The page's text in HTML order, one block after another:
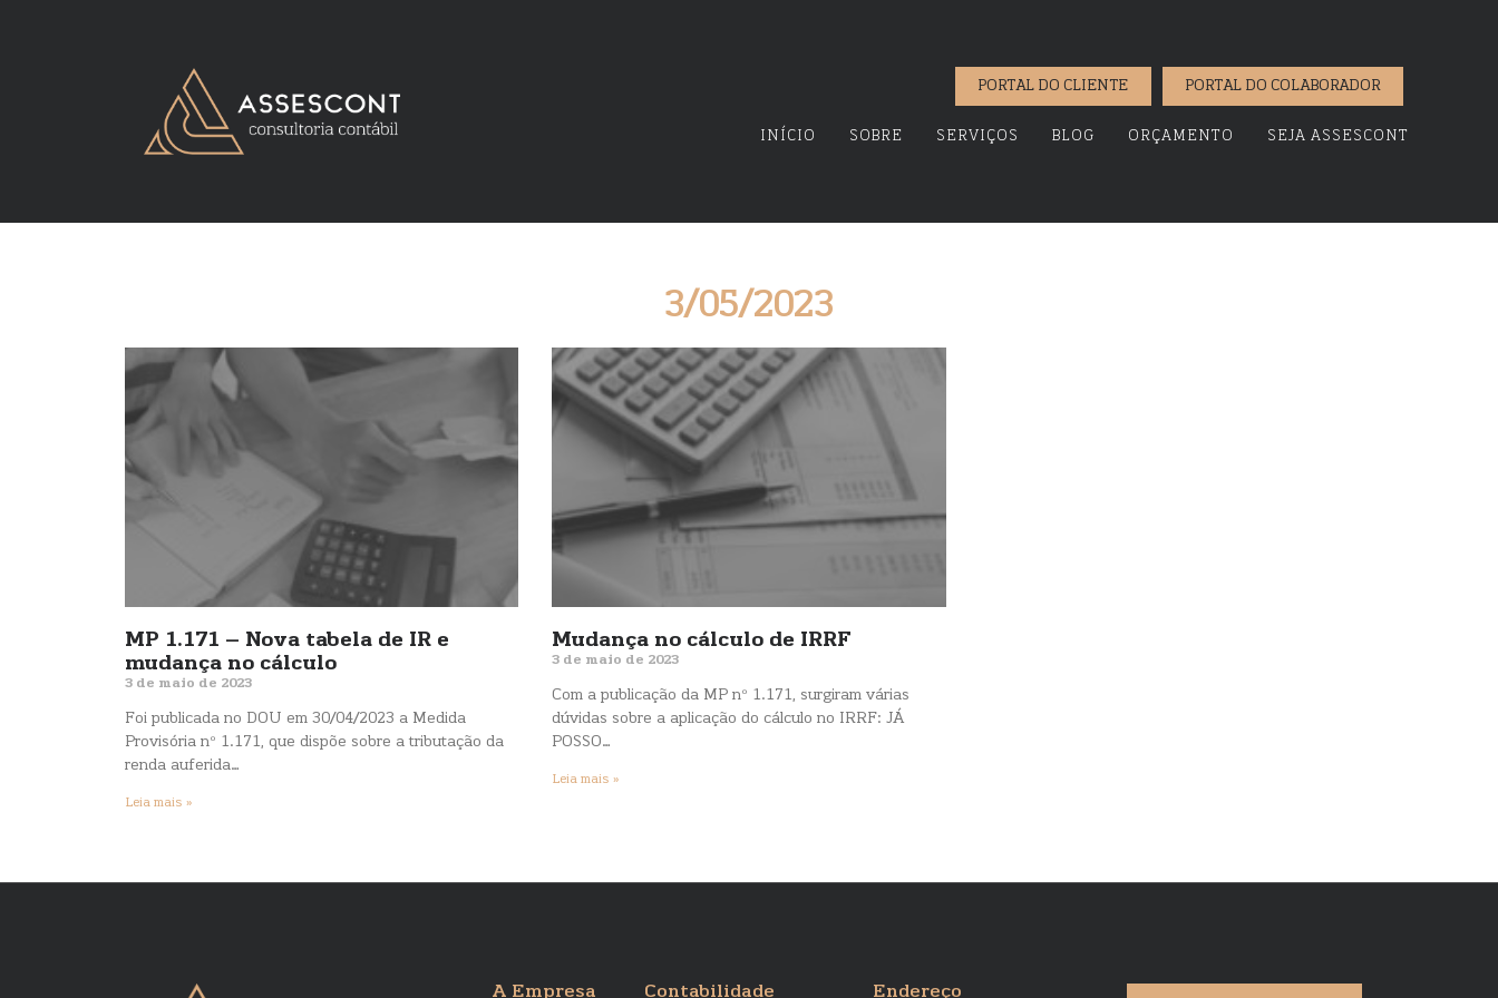
PORTAL DO CLIENTE PORTAL DO COLABORADOR
INÍCIO SOBRE SERVIÇOS BLOG ORÇAMENTO SEJA ASSESCONT
3/05/2023
MP 1.171 – Nova tabela de IR e
mudança no cálculo
3 de maio de 2023
Foi publicada no DOU em 30/04/2023 a Medida
Provisória nº 1.171, que dispõe sobre a tributação da
renda auferida…
Leia mais »
Mudança no cálculo de IRRF
3 de maio de 2023
Com a publicação da MP nº 1.171, surgiram várias
dúvidas sobre a aplicação do cálculo no IRRF: JÁ
POSSO…
Leia mais »
A Empresa Contabilidade Endereço